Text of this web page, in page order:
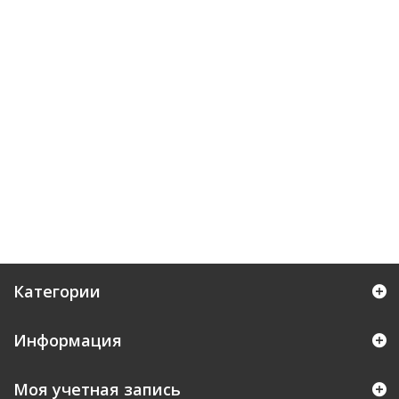
Категории
Информация
Моя учетная запись